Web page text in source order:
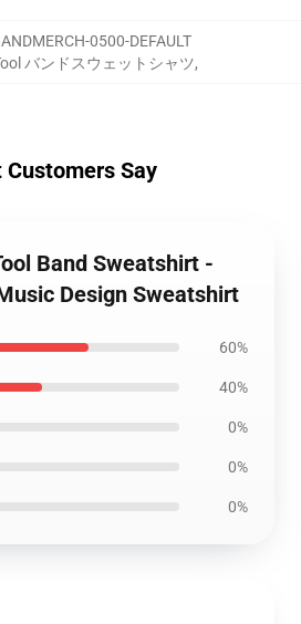
0500-DEFAULT
バンドスウェットシャツ,
Customers Say
Band Sweatshirt -
Design Sweatshirt
60%
40%
0%
0%
0%